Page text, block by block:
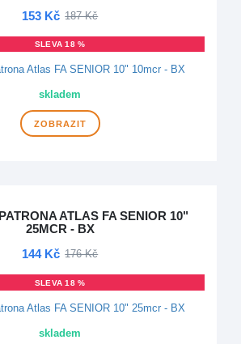
153 Kč 187 Kč
SLEVA 18 %
skladem
ZOBRAZIT
ATLAS FA SENIOR 10"
25MCR - BX
144 Kč 176 Kč
SLEVA 18 %
skladem